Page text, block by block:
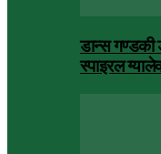
डान्स गण्डकी
स्पाइरल